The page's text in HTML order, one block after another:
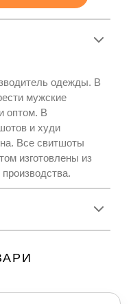
одежды. В
мужские
оптом. В
и худи
Все свитшоты
изготовлены из